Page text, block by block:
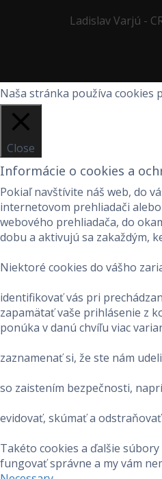
Ladislav Varjú -
Naša stránka používa cookies
Close
Informácie o cookies a
Pokiaľ navštívite náš web, do
internetovom prehliadači
webového prehliadača, do
dobu a aktivujú sa zakaždým,
Niektoré cookies do vášho
identifikovať vás pri
zapamätať vaše prihlásenie z
ponúka v danú chvíľu viac
zaznamenať si, že ste nám
so zaistením bezpečnosti,
evidovať, skúmať a
Takéto cookies a ďalšie
fungovať správne a my vám